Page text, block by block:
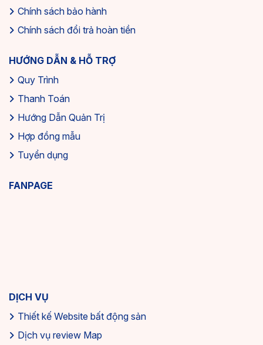
Chính sách bảo hành
Chính sách đổi trả hoàn tiền
HƯỚNG DẪN & HỖ TRỢ
Quy Trình
Thanh Toán
Hướng Dẫn Quản Trị
Hợp đồng mẫu
Tuyển dụng
FANPAGE
DỊCH VỤ
Thiết kế Website bất động sản
Dịch vụ review Map